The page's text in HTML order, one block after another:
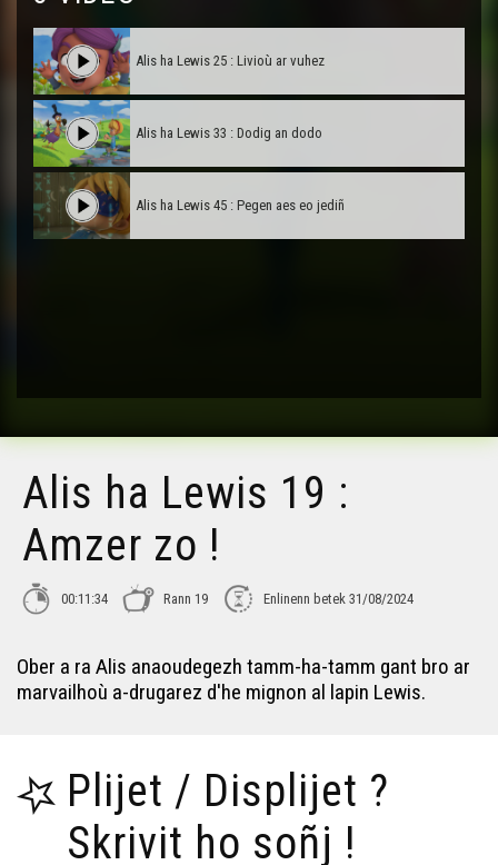
Alis ha Lewis 25 : Livioù ar vuhez
Alis ha Lewis 33 : Dodig an dodo
Alis ha Lewis 45 : Pegen aes eo jediñ
Alis ha Lewis 19 :
Amzer zo !
00:11:34 Rann 19 Enlinenn betek 31/08/2024
Ober a ra Alis anaoudegezh tamm-ha-tamm gant bro ar
marvailhoù a-drugarez d'he mignon al lapin Lewis.
Plijet / Displijet ?
Skrivit ho soñj !